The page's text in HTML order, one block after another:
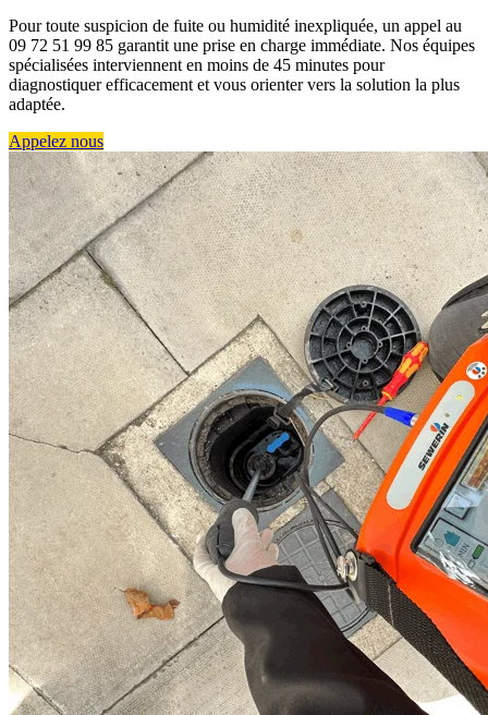
Pour toute suspicion de fuite ou humidité inexpliquée, un appel au
09 72 51 99 85 garantit une prise en charge immédiate. Nos équipes
spécialisées interviennent en moins de 45 minutes pour
diagnostiquer efficacement et vous orienter vers la solution la plus
adaptée.
Appelez nous